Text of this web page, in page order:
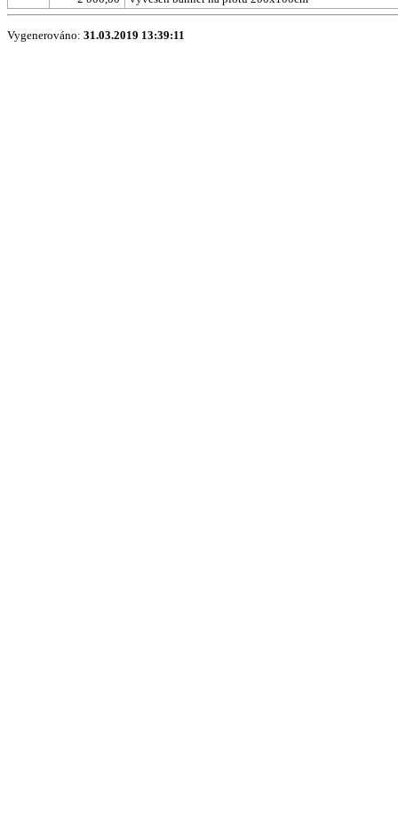
Vygenerováno: 31.03.2019 13:39:11